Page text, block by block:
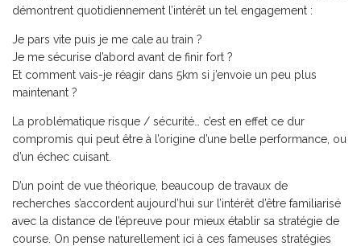
démontrent quotidiennement l’intérêt un tel engagement :
Je pars vite puis je me cale au train ?
Je me sécurise d’abord avant de finir fort ?
Et comment vais-je réagir dans 5km si j’envoie un peu plus
maintenant ?
La problématique risque / sécurité… c’est en effet ce dur
compromis qui peut être à l’origine d’une belle performance, ou
d’un échec cuisant.
D’un point de vue théorique, beaucoup de travaux de
recherches s’accordent aujourd’hui sur l’intérêt d’être familiarisé
avec la distance de l’épreuve pour mieux établir sa stratégie de
course. On pense naturellement ici à ces fameuses stratégies